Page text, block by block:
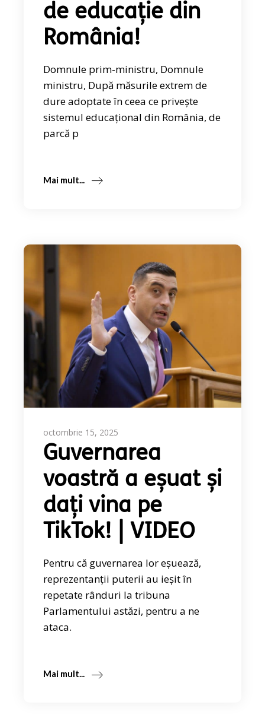
de educație din
România!
Domnule prim-ministru, Domnule
ministru, După măsurile extrem de
dure adoptate în ceea ce privește
sistemul educațional din România, de
parcă p
Mai mult...
octombrie 15, 2025
Guvernarea
voastră a eșuat și
dați vina pe
TikTok! | VIDEO
Pentru că guvernarea lor eșuează,
reprezentanții puterii au ieșit în
repetate rânduri la tribuna
Parlamentului astăzi, pentru a ne
ataca.
Mai mult...